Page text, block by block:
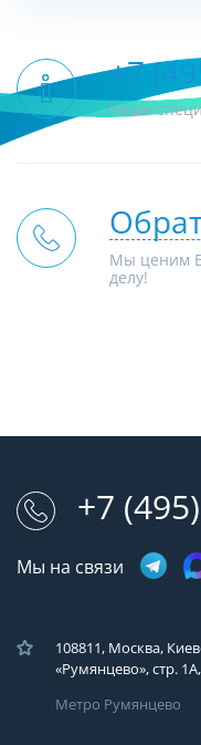
+7
Наши
Мы ценим
делу!
+7
Мы на связи
108811, Москва,
«Румянцево», стр.
Метро Румянцево